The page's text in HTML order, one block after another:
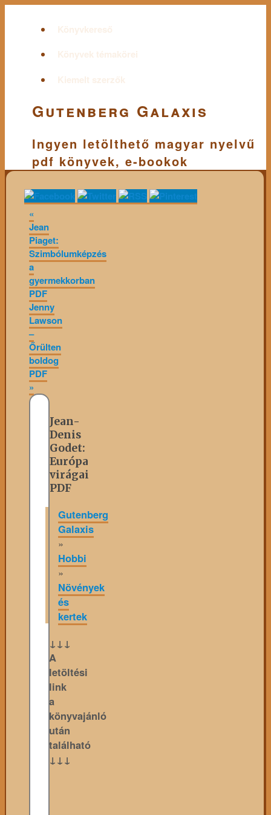
Könyvkereső
Könyvek témakörei
Kiemelt szerzők
Gutenberg Galaxis
Ingyen letölthető magyar nyelvű
pdf könyvek, e-bookok
«
Jean
Piaget:
Szimbólumképzés
a
gyermekkorban
PDF
Jenny
Lawson
–
Őrülten
boldog
PDF
»
Jean-
Denis
Godet:
Európa
virágai
PDF
Gutenberg
Galaxis
»
Hobbi
»
Növények
és
kertek
↓↓↓
A
letöltési
link
a
könyvajánló
után
található
↓↓↓